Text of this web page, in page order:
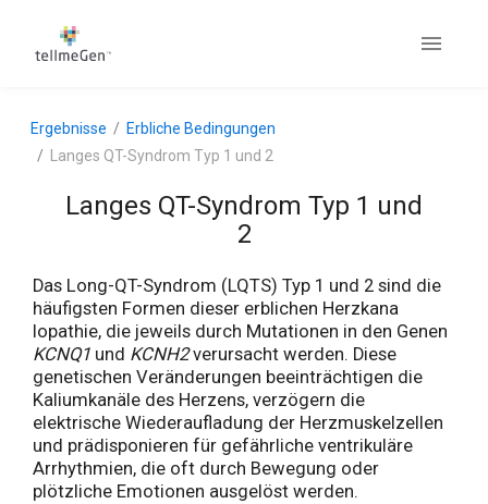
Ergebnisse
Erbliche Bedingungen
Langes QT-Syndrom Typ 1 und 2
Langes QT-Syndrom Typ 1 und
2
Das Long-QT-Syndrom (LQTS) Typ 1 und 2 sind die
häufigsten Formen dieser erblichen Herzkana
lopathie, die jeweils durch Mutationen in den Genen
KCNQ1 und KCNH2verursacht werden. Diese
genetischen Veränderungen beeinträchtigen die
Kaliumkanäle des Herzens, verzögern die
elektrische Wiederaufladung der Herzmuskelzellen
und prädisponieren für gefährliche ventrikuläre
Arrhythmien, die oft durch Bewegung oder
plötzliche Emotionen ausgelöst werden.